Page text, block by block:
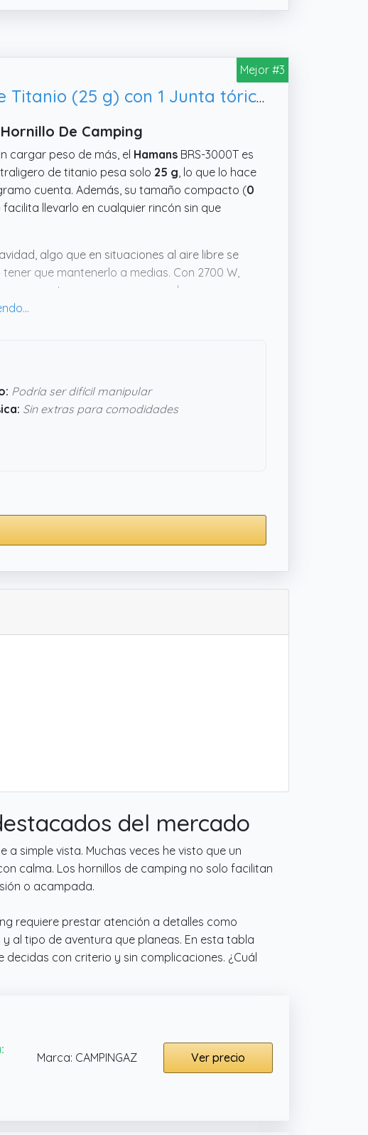
Mejor #3
Hamans BRS BRS-3000T - Hornillo de Camping Ultraligero de Titanio (25 g) con 1 Junta tórica Adicional
De Camping
cargar peso de más, el Hamans BRS-3000T es
de titanio pesa solo 25 g , lo que lo hace
cuenta. Además, su tamaño compacto (0
facilita llevarlo en cualquier rincón sin que
algo que en situaciones al aire libre se
que mantenerlo a medias. Con 2700 W,
no vas a tener que esperar mucho para
también es un detalle práctico para no
Podría ser difícil manipular
Sin extras para comodidades
del mercado
simple vista. Muchas veces he visto que un
calma. Los hornillos de camping no solo facilitan
o acampada.
requiere prestar atención a detalles como
al tipo de aventura que planeas. En esta tabla
con criterio y sin complicaciones. ¿Cuál
Marca: CAMPINGAZ Ver precio